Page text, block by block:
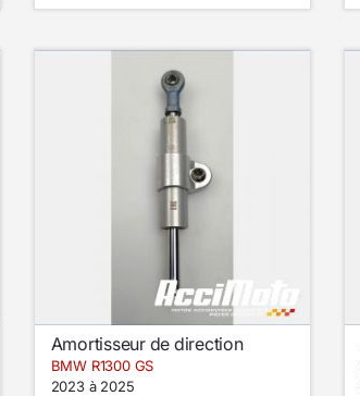
Amortisseur de direction
BMW R1300 GS
2023 à 2025